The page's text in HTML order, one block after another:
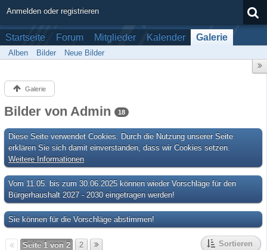
Anmelden oder registrieren
Startseite Forum Mitglieder Kalender Galerie
Alben Bilder Neue Bilder
Galerie
Bilder von Admin 18
Diese Seite verwendet Cookies. Durch die Nutzung unserer Seite
erklären Sie sich damit einverstanden, dass wir Cookies setzen.
Weitere Informationen
Vom 11.05. bis zum 30.06.2025 können wieder Vorschläge für den
Bürgerhaushalt 2027 - 2030 eingetragen werden!
Sie können für die Vorschläge abstimmen!
Seite 1 von 2 2 Sortieren